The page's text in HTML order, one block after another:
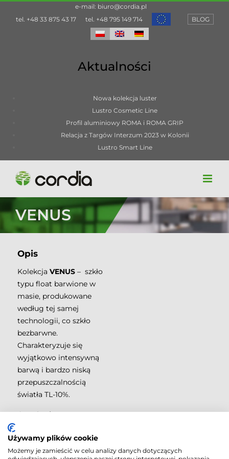
e-mail: biuro@cordia.pl
tel. +48 33 875 43 17 tel. +48 795 149 714 BLOG
Aktualności
Nowa kolekcja luster
Lustro Cosmetic Line
Profil aluminiowy ROMA i ROMA GRIP
Relacja z Targów Interzum 2023 w Kolonii
Lustro Smart Line
VENUS
Opis
Kolekcja VENUS– szkło
typu float barwione w
masie, produkowane
według tej samej
technologii, co szkło
bezbarwne.
Charakteryzuje się
wyjątkowo intensywną
barwą i bardzo niską
przepuszczalnością
światła TL-10%.
Aranżacje
Używamy plików cookie
Możemy je zamieścić w celu analizy danych dotyczących